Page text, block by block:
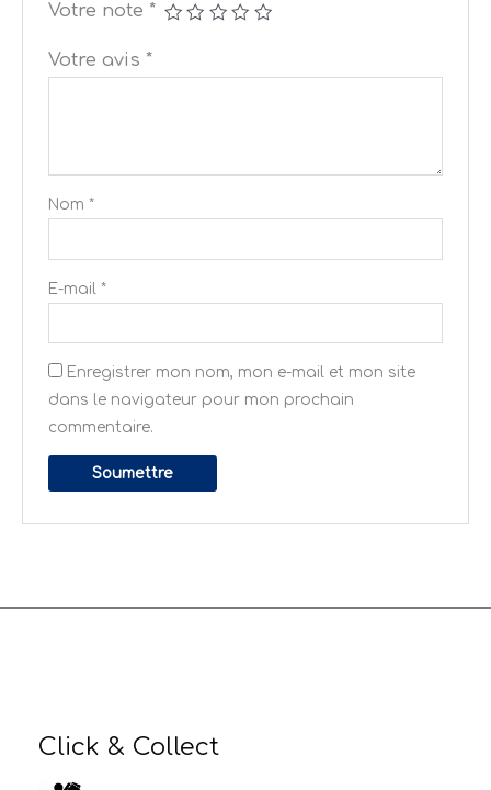
Votre note *
Votre avis *
Nom *
E-mail *
Enregistrer mon nom, mon e-mail et mon site
dans le navigateur pour mon prochain
commentaire.
Click & Collect